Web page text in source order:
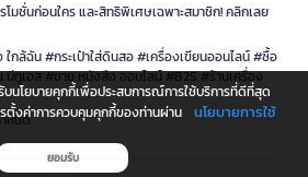
โมชั่นก่อนใคร และสิทธิพิเศษเฉพาะสมาชิก! คลิกเลย
กล้ฉัน #กระเป๋าใส่ดินสอ #เครื่องเขียนออนไลน์ #ซื้อ
ทูเอส #ขาย หนังสือ ออนไลน์ #B2S #ร้านเครื่อง
หนด
บนโยบายคุกกี้เพื่อประสบการณ์การใช้บริการที่ดีที่สุด
ตั้งค่าการควบคุมคุกกี้ของท่านผ่าน
นโยบายการใช้
ยอมรับ